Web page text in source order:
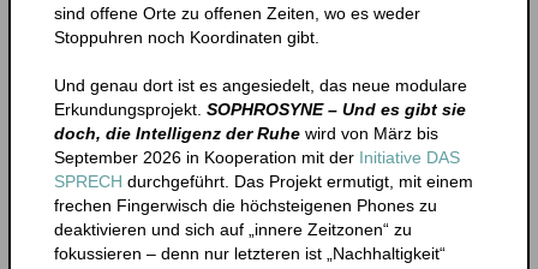
sind offene Orte zu offenen Zeiten, wo es weder
Stoppuhren noch Koordinaten gibt.
Und genau dort ist es angesiedelt, das neue modulare
Erkundungsprojekt. SOPHROSYNE – Und es gibt sie
doch, die Intelligenz der Ruhewird von März bis
September 2026 in Kooperation mit der Initiative DAS
SPRECH durchgeführt. Das Projekt ermutigt, mit einem
frechen Fingerwisch die höchsteigenen Phones zu
deaktivieren und sich auf „innere Zeitzonen“ zu
fokussieren – denn nur letzteren ist „Nachhaltigkeit“